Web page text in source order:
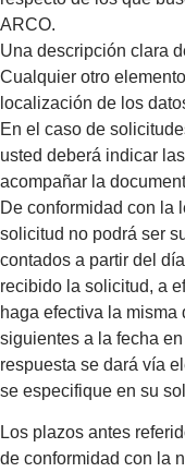
ARCO.
Una descripción clara
Cualquier otro
localización de los
En el caso de
usted deberá indicar
acompañar la
De conformidad con la
solicitud no podrá ser
contados a partir del
recibido la solicitud, a
haga efectiva la
siguientes a la fecha
respuesta se dará vía
se especifique en su
Los plazos antes
de conformidad con la